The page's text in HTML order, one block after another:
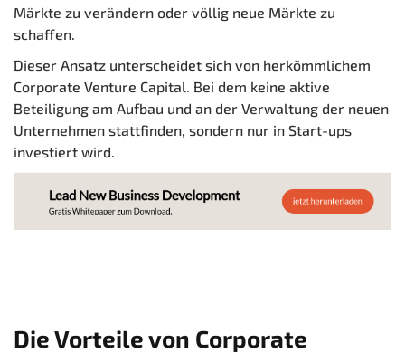
Märkte zu verändern oder völlig neue Märkte zu
schaffen.
Dieser Ansatz unterscheidet sich von herkömmlichem
Corporate Venture Capital. Bei dem keine aktive
Beteiligung am Aufbau und an der Verwaltung der neuen
Unternehmen stattfinden, sondern nur in Start-ups
investiert wird.
Die Vorteile von Corporate